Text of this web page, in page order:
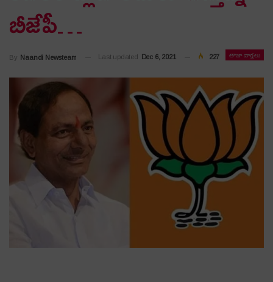
బీజేపీ…
తాజా వార్తలు
By Naandi Newsteam Last updated Dec 6, 2021 227